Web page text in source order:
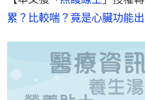
累？比較喘？竟是心臟功能